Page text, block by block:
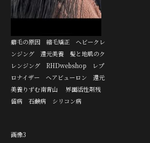
癖毛の原因 縮毛矯正 ヘビークレ
ンジング 還元美養 髪と地肌のク
レンジング RHDwebshop レプ
ロナイザー ヘアビューロン 還元
美養りずむ南青山 界面活性剤残
留病 石鹸病 シリコン病
画像3